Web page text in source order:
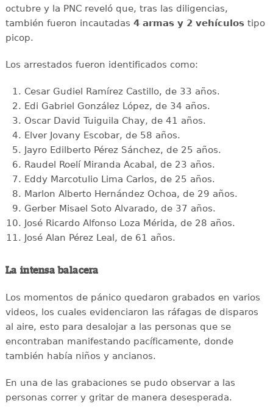
octubre y la PNC reveló que, tras las diligencias,
también fueron incautadas 4 armas y 2 vehículostipo
picop.
Los arrestados fueron identificados como:
Cesar Gudiel Ramírez Castillo, de 33 años.
Edi Gabriel González López, de 34 años.
Oscar David Tuiguila Chay, de 41 años.
Elver Jovany Escobar, de 58 años.
Jayro Edilberto Pérez Sánchez, de 25 años.
Raudel Roelí Miranda Acabal, de 23 años.
Eddy Marcotulio Lima Carlos, de 25 años.
Marlon Alberto Hernández Ochoa, de 29 años.
Gerber Misael Soto Alvarado, de 37 años.
José Ricardo Alfonso Loza Mérida, de 28 años.
José Alan Pérez Leal, de 61 años.
La intensa balacera
Los momentos de pánico quedaron grabados en varios
videos, los cuales evidenciaron las ráfagas de disparos
al aire, esto para desalojar a las personas que se
encontraban manifestando pacíficamente, donde
también había niños y ancianos.
En una de las grabaciones se pudo observar a las
personas correr y gritar de manera desesperada.